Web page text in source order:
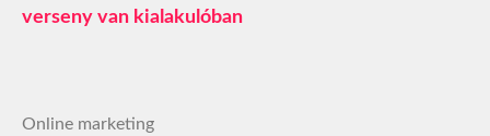
verseny van kialakulóban
Online marketing